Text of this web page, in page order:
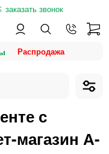
заказать звонок
с
магазин А-